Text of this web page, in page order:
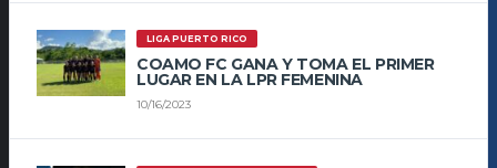
LIGA PUERTO RICO
COAMO FC GANA Y TOMA EL PRIMER
LUGAR EN LA LPR FEMENINA
10/16/2023